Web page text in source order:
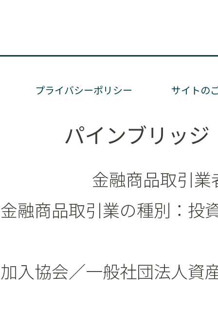
プライバシーポリシー サイトの
パインブリッ
金融商品取引
金融商品取引業の種別：投
加入協会／一般社団法人資